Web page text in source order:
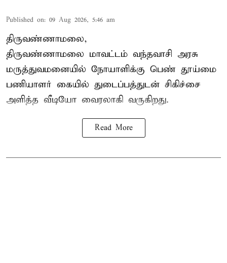
Published on: 09 Aug 2026, 5:46 am
திருவண்ணாமலை,
திருவண்ணாமலை மாவட்டம் வந்தவாசி அரசு
மருத்துவமனையில் நோயாளிக்கு பெண் தூய்மை
பணியாளர் கையில் துடைப்பத்துடன் சிகிச்சை
அளித்த வீடியோ வைரலாகி வருகிறது.
Read More